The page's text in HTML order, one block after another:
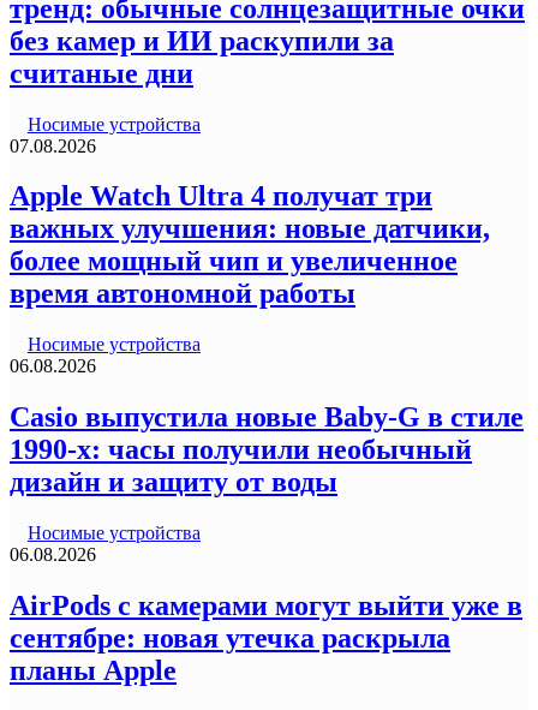
тренд: обычные солнцезащитные очки
без камер и ИИ раскупили за
считаные дни
Носимые устройства
07.08.2026
Apple Watch Ultra 4 получат три
важных улучшения: новые датчики,
более мощный чип и увеличенное
время автономной работы
Носимые устройства
06.08.2026
Casio выпустила новые Baby-G в стиле
1990-х: часы получили необычный
дизайн и защиту от воды
Носимые устройства
06.08.2026
AirPods с камерами могут выйти уже в
сентябре: новая утечка раскрыла
планы Apple